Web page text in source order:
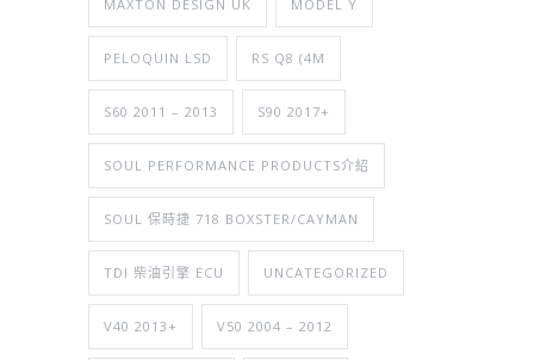
MAXTON DESIGN UK MODEL Y
PELOQUIN LSD RS Q8 (4M
S60 2011 – 2013 S90 2017+
SOUL PERFORMANCE PRODUCTS介紹
SOUL 保時捷 718 BOXSTER/CAYMAN
TDI 柴油引擎 ECU UNCATEGORIZED
V40 2013+ V50 2004 – 2012